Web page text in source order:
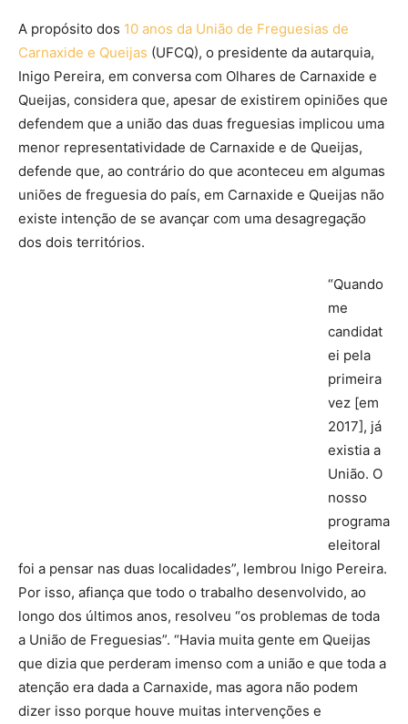
A propósito dos 10 anos da União de Freguesias de
Carnaxide e Queijas (UFCQ), o presidente da autarquia,
Inigo Pereira, em conversa com Olhares de Carnaxide e
Queijas, considera que, apesar de existirem opiniões que
defendem que a união das duas freguesias implicou uma
menor representatividade de Carnaxide e de Queijas,
defende que, ao contrário do que aconteceu em algumas
uniões de freguesia do país, em Carnaxide e Queijas não
existe intenção de se avançar com uma desagregação
dos dois territórios.
“Quando
me
candidat
ei pela
primeira
vez [em
2017], já
existia a
União. O
nosso
programa
eleitoral
foi a pensar nas duas localidades”, lembrou Inigo Pereira.
Por isso, afiança que todo o trabalho desenvolvido, ao
longo dos últimos anos, resolveu “os problemas de toda
a União de Freguesias”. “Havia muita gente em Queijas
que dizia que perderam imenso com a união e que toda a
atenção era dada a Carnaxide, mas agora não podem
dizer isso porque houve muitas intervenções e